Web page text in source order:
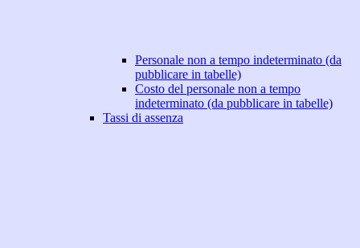
Personale non a tempo indeterminato (da
pubblicare in tabelle)
Costo del personale non a tempo
indeterminato (da pubblicare in tabelle)
Tassi di assenza